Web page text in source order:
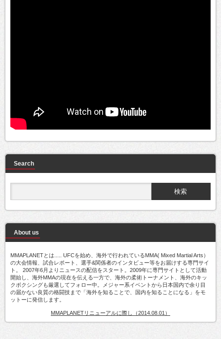
Search
About us
MMAPLANETとは..... UFCを始め、海外で行われているMMA( Mixed Martial Arts）
の大会情報、試合レポート、選手&関係者のインタビュー等をお届けする専門サイ
ト。 2007年6月よりニュースの配信をスタート。2009年に専門サイトとして活動
開始し、海外MMAの現在を伝える一方で、海外の柔術トーナメント、海外のキッ
クボクシングも厳選してフォロー中。メジャー系イベントから日本国内で余り目
の届かない良質の格闘技まで「海外を知ることで、国内を知ることになる」をモ
ットーに発信します。
MMAPLANETリニューアルに際し（2014.08.01）